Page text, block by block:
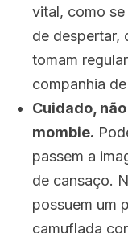
vital, como
de despertar,
tomam
companhia
Cuidado,
mombie.
passem a
de cansaço.
possuem um
camuflada